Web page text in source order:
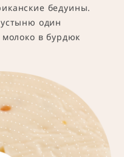
бедуины.
один
в бурдюк